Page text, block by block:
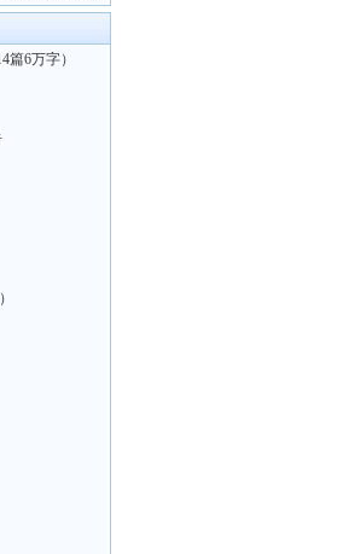
6万字）